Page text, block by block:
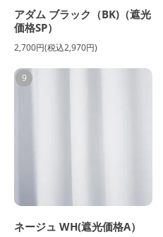
アダム ブラック（BK)（遮光
価格SP）
2,700円(税込2,970円)
9
ネージュ WH(遮光価格A）